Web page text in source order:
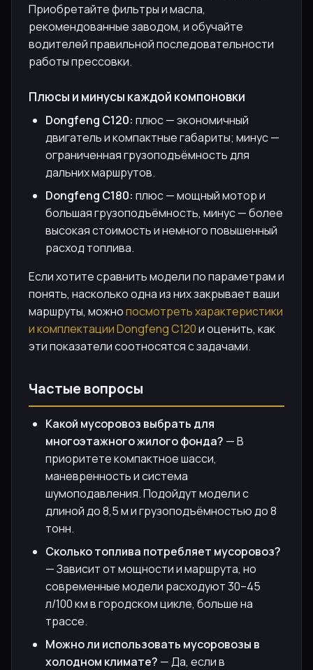
Приобретайте фильтры и масла,
рекомендованные заводом, и обучайте
водителей правильной последовательности
работы прессовки.
Плюсы и минусы каждой компоновки
Dongfeng C120: плюс — экономичный
двигатель и компактные габариты; минус —
ограниченная грузоподъёмность для
дальних маршрутов.
Dongfeng C180: плюс — мощный мотор и
большая грузоподъёмность, минус — более
высокая стоимость и немного повышенный
расход топлива.
Если хотите сравнить модели по параметрам и
понять, насколько одна из них закрывает ваши
маршруты, можнопосмотреть характеристики
и комплектации Dongfeng C120и оценить, как
эти показатели соотносятся с задачами.
Частые вопросы
Какой мусоровоз выбрать для
многоэтажного жилого фонда? — В
приоритете компактное шасси,
маневренность и система
шумоподавления. Подойдут модели с
длиной до 8,5 м и грузоподъёмностью до 8
тонн.
Сколько топлива потребляет мусоровоз?
— Зависит от мощности и маршрута, но
современные модели расходуют 30–45
л/100 км в городском цикле, больше на
трассе.
Можно ли использовать мусоровозы в
холодном климате? — Да, если в